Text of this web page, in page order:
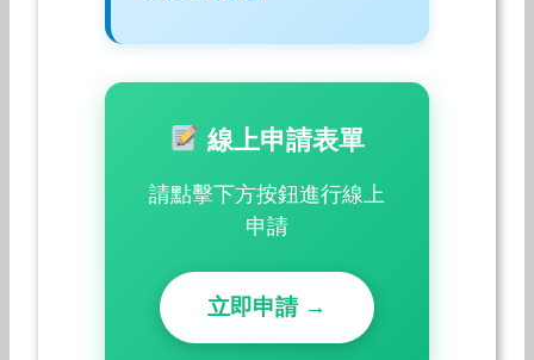
線上申請表單
請點擊下方按鈕進行線上
申請
立即申請 →